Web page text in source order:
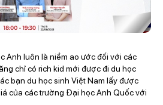
Anh luôn là niềm ao ước đối với các
chỉ có rich kid mới được đi du học
bạn du học sinh Việt Nam lấy được
của các trường Đại học Anh Quốc với